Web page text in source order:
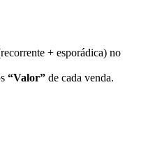
+ esporádica) no
“Valor” de cada venda.